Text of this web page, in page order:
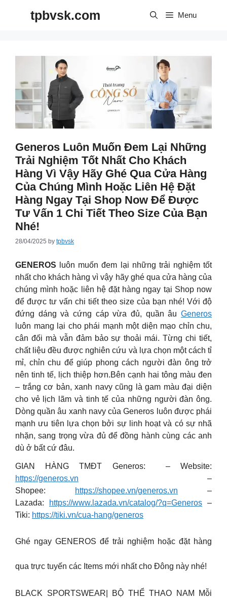
tpbvsk.com Menu
Generos Luôn Muốn Đem Lại Những
Trải Nghiệm Tốt Nhất Cho Khách
Hàng Vì Vậy Hãy Ghé Qua Cửa Hàng
Của Chúng Mình Hoặc Liên Hệ Đặt
Hàng Ngay Tại Shop Now Để Được
Tư Vấn 1 Chi Tiết Theo Size Của Bạn
Nhé!
28/04/2025 by tpbvsk
GENEROS luôn muốn đem lại những trải nghiệm tốt
nhất cho khách hàng vì vậy hãy ghé qua cửa hàng của
chúng mình hoặc liên hệ đặt hàng ngay tại Shop now
để được tư vấn chi tiết theo size của bạn nhé! Với độ
đứng dáng và cứng cáp vừa đủ, quần âu Generos
luôn mang lại cho phái mạnh một diện mạo chỉn chu,
cân đối mà vẫn đảm bảo sự thoải mái. Từng chi tiết,
chất liệu đều được nghiên cứu và lựa chọn một cách tỉ
mỉ, chỉn chu để giúp phong cách người đàn ông trở
nên tinh tế, lịch thiệp hơn.Bên cạnh hai tông màu đen
– trắng cơ bản, xanh navy cũng là gam màu đại diện
cho vẻ lịch lãm và tinh tế của những người đàn ông.
Dòng quần âu xanh navy của Generos luôn được phái
mạnh ưu tiên lựa chọn bởi sự linh hoạt và có sự nhã
nhặn, sang trọng vừa đủ để đồng hành cùng các anh
dù ở bất cứ đâu.
GIAN HÀNG TMĐT Generos: – Website:
https://generos.vn –
Shopee:
https://shopee.vn/generos.vn –
Lazada:
https://www.lazada.vn/catalog/?q=Generos –
Tiki: https://tiki.vn/cua-hang/generos
Ghé ngay GENEROS để trải nghiệm hoặc đặt hàng
qua trực tuyến các Items mới nhất cho Đông này nhé!
BLACK SPORTSWEAR| BỘ THỂ THAO NAM Mỗi